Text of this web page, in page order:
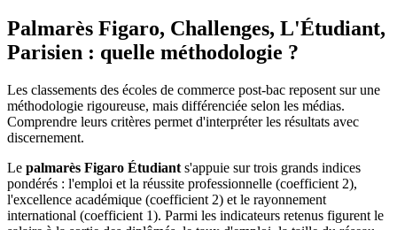
Palmarès Figaro, Challenges, L'Étudiant,
Parisien : quelle méthodologie ?
Les classements des écoles de commerce post-bac reposent sur une
méthodologie rigoureuse, mais différenciée selon les médias.
Comprendre leurs critères permet d'interpréter les résultats avec
discernement.
Le palmarès Figaro Étudiant s'appuie sur trois grands indices
pondérés : l'emploi et la réussite professionnelle (coefficient 2),
l'excellence académique (coefficient 2) et le rayonnement
international (coefficient 1). Parmi les indicateurs retenus figurent le